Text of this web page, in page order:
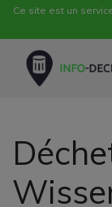
Ce site est un